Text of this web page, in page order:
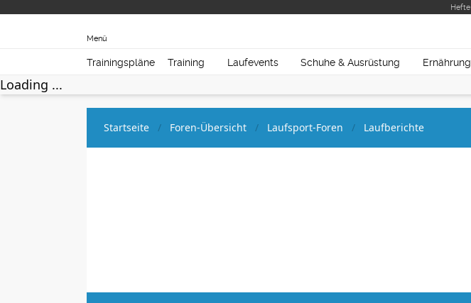
Hefte
Menü
Trainingspläne Training Laufevents Schuhe & Ausrüstung Ernährung
Loading ...
Startseite Foren-Übersicht Laufsport-Foren Laufberichte